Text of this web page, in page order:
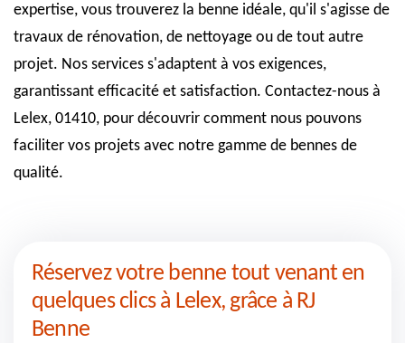
expertise, vous trouverez la benne idéale, qu'il s'agisse de
travaux de rénovation, de nettoyage ou de tout autre
projet. Nos services s'adaptent à vos exigences,
garantissant efficacité et satisfaction. Contactez-nous à
Lelex, 01410, pour découvrir comment nous pouvons
faciliter vos projets avec notre gamme de bennes de
qualité.
Réservez votre benne tout venant en
quelques clics à Lelex, grâce à RJ
Benne